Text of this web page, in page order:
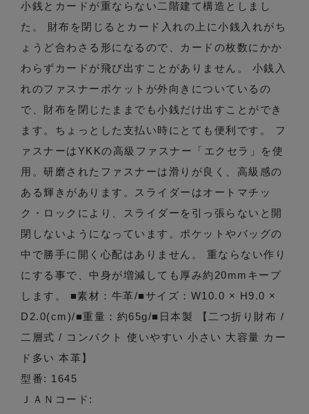
小銭とカードが重ならない二階建て構造としまし
た。 財布を閉じるとカード入れの上に小銭入れがち
ょうど合わさる形になるので、カードの枚数にかか
わらずカードが飛び出すことがありません。 小銭入
れのファスナーポケットが外向きについているの
で、財布を閉じたままでも小銭だけ出すことができ
ます。ちょっとした支払い時にとても便利です。 フ
ァスナーはYKKの高級ファスナー「エクセラ」を使
用。研磨されたファスナーは滑りが良く、高級感の
ある輝きがあります。スライダーはオートマチッ
ク・ロックにより、スライダーを引っ張らないと開
閉しないようになっています。ポケットやバッグの
中で勝手に開く心配はありません。 重ならない作り
にする事で、中身が増減しても厚み約20mmキープ
します。 ■素材：牛革/■サイズ：W10.0 × H9.0 ×
D2.0(cm)/■重量：約65g/■日本製 【二つ折り財布 /
二層式 / コンパクト 使いやすい 小さい 大容量 カー
ド多い 本革】
型番: 1645
ＪＡＮコード: